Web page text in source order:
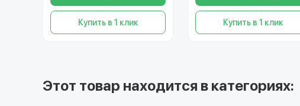
Купить в 1 клик Купить в 1 клик
Этот товар находится в категориях: